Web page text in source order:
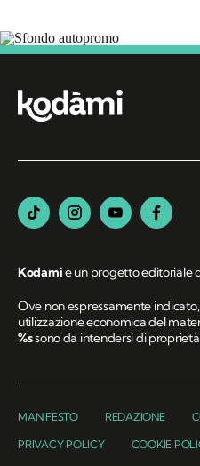
Segui
sui canali
Kodamiè un progetto editoriale
Ove non espressamente
utilizzazione economica del
%ssono da intendersi di
MANIFESTO REDAZIONE
PRIVACY POLICY COOKIE